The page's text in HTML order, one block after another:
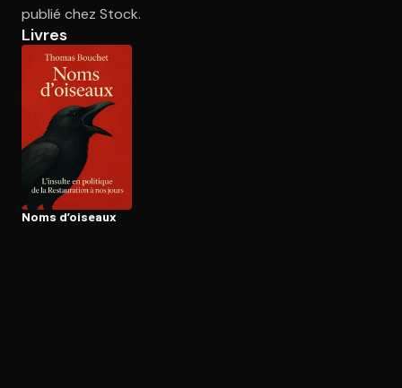
Ouvre l'app Appareil photo, pointe sur le code. C'est gratuit à
publié chez Stock.
Livres
Noms d’oiseaux